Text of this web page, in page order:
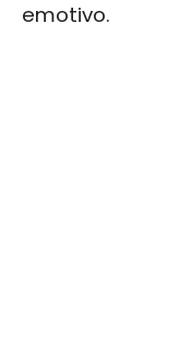
emotivo.